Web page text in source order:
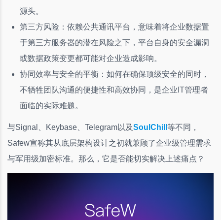
源头。
第三方风险：依赖公共通讯平台，意味着将企业数据置
于第三方服务器的潜在风险之下，平台自身的安全漏洞
或数据政策变更都可能对企业造成影响。
协同效率与安全的平衡：如何在确保顶级安全的同时，
不牺牲团队沟通的便捷性和高效协同，是企业IT管理者
面临的实际难题。
与Signal、Keybase、Telegram以及SoulChill 等不同，
Safew宣称其从底层架构设计之初就兼顾了企业级管理需求
与军用级加密标准。那么，它是否能切实解决上述痛点？